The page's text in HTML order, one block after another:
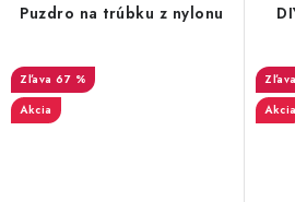
Puzdro na trúbku z nylonu
67 %
Akcia
Akcia